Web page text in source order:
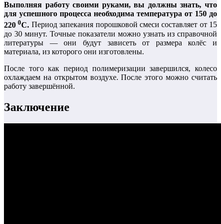
Выполняя работу своими руками, вы должны знать, что
для успешного процесса необходима температура от 150 до
2200С. Период запекания порошковой смеси составляет от 15
до 30 минут. Точные показатели можно узнать из справочной
литературы — они будут зависеть от размера колёс и
материала, из которого они изготовлены.
После того как период полимеризации завершился, колесо
охлаждаем на открытом воздухе. После этого можно считать
работу завершённой.
Заключение